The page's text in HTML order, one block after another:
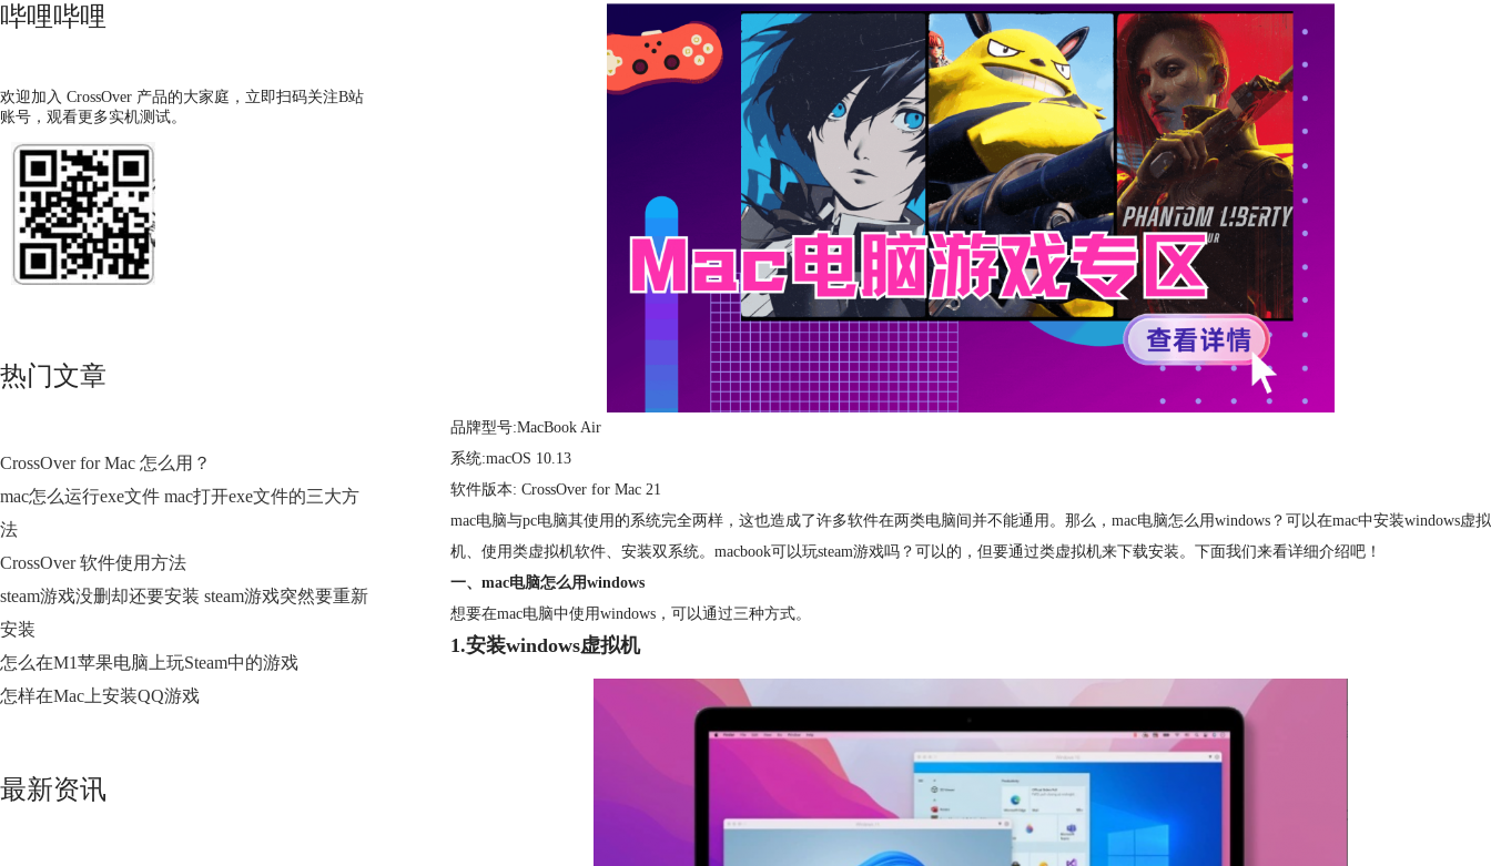
哔哩哔哩
欢迎加入 CrossOver 产品的大家庭，立即扫码关注B站
账号，观看更多实机测试。
热门文章
CrossOver for Mac 怎么用？
mac怎么运行exe文件 mac打开exe文件的三大方
法
CrossOver 软件使用方法
steam游戏没删却还要安装 steam游戏突然要重新
安装
怎么在M1苹果电脑上玩Steam中的游戏
怎样在Mac上安装QQ游戏
最新资讯
品牌型号:MacBook Air
系统:macOS 10.13
软件版本: CrossOver for Mac 21
mac电脑与pc电脑其使用的系统完全两样，这也造成了许多软件在两类电脑间并不能通用。那么，mac电脑怎么用windows？可以在mac中安装windows虚拟
机、使用类虚拟机软件、安装双系统。macbook可以玩steam游戏吗？可以的，但要通过类虚拟机来下载安装。下面我们来看详细介绍吧！
一、mac电脑怎么用windows
想要在mac电脑中使用windows，可以通过三种方式。
1.安装windows虚拟机